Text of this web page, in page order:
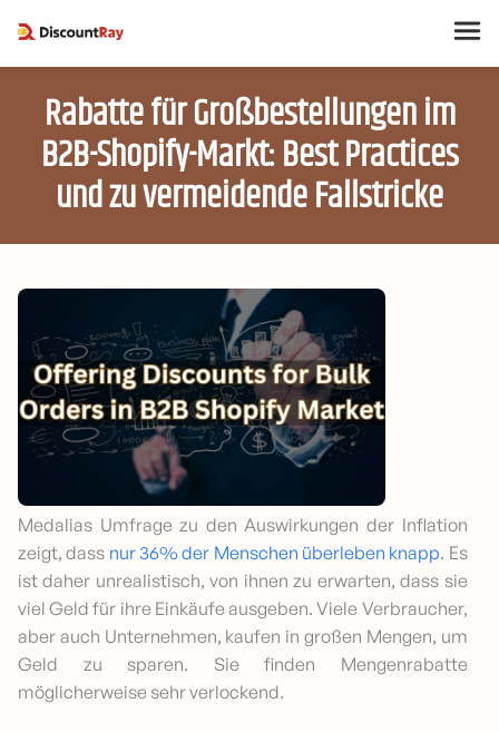
Rabatte für Großbestellungen im
B2B-Shopify-Markt: Best Practices
und zu vermeidende Fallstricke
Medalias Umfrage zu den Auswirkungen der Inflation
zeigt, dass nur 36% der Menschen überleben knapp. Es
ist daher unrealistisch, von ihnen zu erwarten, dass sie
viel Geld für ihre Einkäufe ausgeben. Viele Verbraucher,
aber auch Unternehmen, kaufen in großen Mengen, um
Geld zu sparen. Sie finden Mengenrabatte
möglicherweise sehr verlockend.